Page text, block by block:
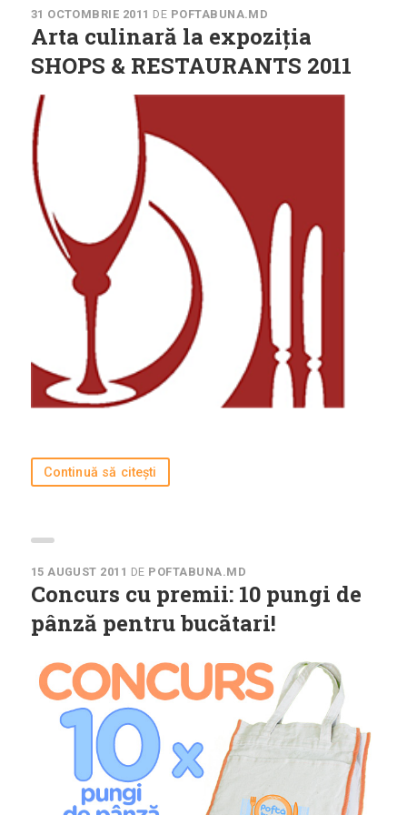
31 OCTOMBRIE 2011 DE POFTABUNA.MD
Arta culinară la expoziția
SHOPS & RESTAURANTS 2011
Continuă să citești
15 AUGUST 2011 DE POFTABUNA.MD
Concurs cu premii: 10 pungi de
pânză pentru bucătari!